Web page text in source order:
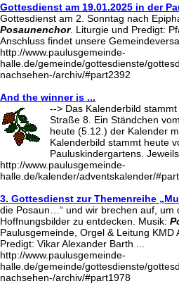
Gottesdienst am 19.01.2025 in der
Gottesdienst am 2. Sonntag nach
Posaunenchor. Liturgie und Predigt:
Anschluss findet unsere
http://www.paulusgemeinde-
halle.de/gemeinde/gottesdienste/
nachsehen-/archiv/#part2392
And the winner is ...
--> Das Kalenderbild
Straße 8. Ein Ständchen vom
heute (5.12.) der Kalender
Kalenderbild stammt heute
Pauluskindergartens.
http://www.paulusgemeinde-
halle.de/kalender/adventskalender/
3. Gottesdienst zur Themenreihe
die Posaun…“ und wir brechen auf, um
Hoffnungsbilder zu entdecken. Musik:
Paulusgemeinde, Orgel & Leitung KMD
Predigt: Vikar Alexander Barth ...
http://www.paulusgemeinde-
halle.de/gemeinde/gottesdienste/
nachsehen-/archiv/#part1978